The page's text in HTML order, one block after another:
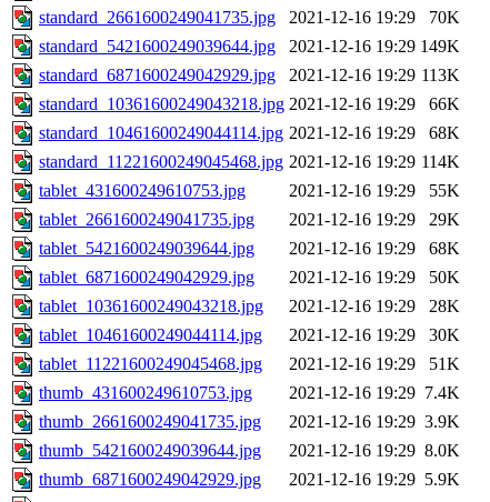
standard_2661600249041735.jpg
2021-12-16 19:29
70K
standard_5421600249039644.jpg
2021-12-16 19:29 149K
standard_6871600249042929.jpg
2021-12-16 19:29 113K
standard_10361600249043218.jpg 2021-12-16 19:29
66K
standard_10461600249044114.jpg 2021-12-16 19:29
68K
standard_11221600249045468.jpg 2021-12-16 19:29 114K
tablet_431600249610753.jpg
2021-12-16 19:29
55K
tablet_2661600249041735.jpg
2021-12-16 19:29
29K
tablet_5421600249039644.jpg
2021-12-16 19:29
68K
tablet_6871600249042929.jpg
2021-12-16 19:29
50K
tablet_10361600249043218.jpg
2021-12-16 19:29
28K
tablet_10461600249044114.jpg
2021-12-16 19:29
30K
tablet_11221600249045468.jpg
2021-12-16 19:29
51K
thumb_431600249610753.jpg
2021-12-16 19:29 7.4K
thumb_2661600249041735.jpg
2021-12-16 19:29 3.9K
thumb_5421600249039644.jpg
2021-12-16 19:29 8.0K
thumb_6871600249042929.jpg
2021-12-16 19:29 5.9K